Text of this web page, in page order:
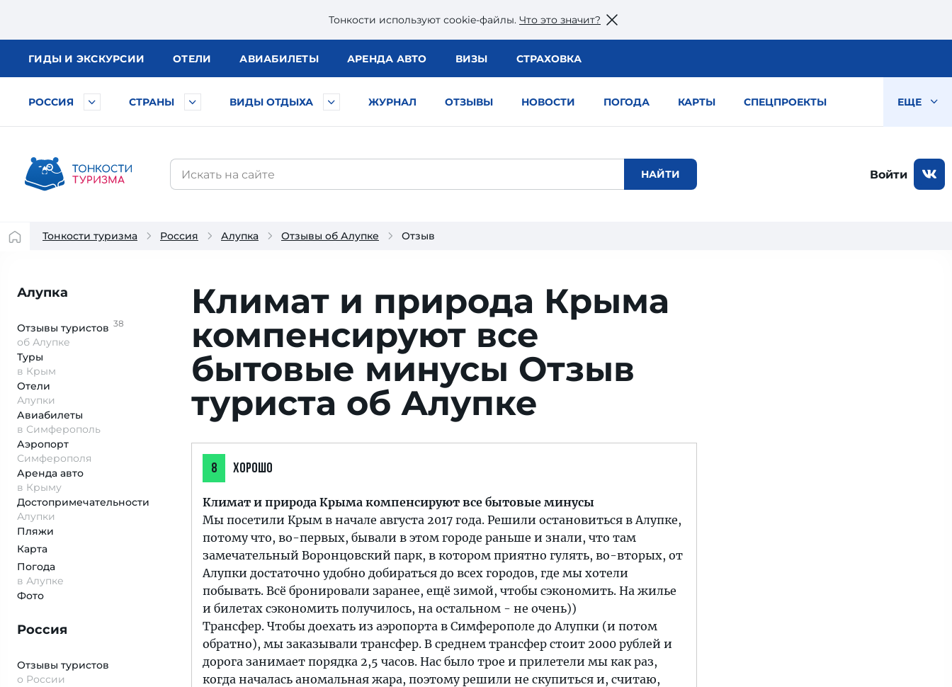
Тонкости используют сookie-файлы. Что это значит?
ГИДЫ И ЭКСКУРСИИ ОТЕЛИ АВИАБИЛЕТЫ АРЕНДА АВТО ВИЗЫ СТРАХОВКА
РОССИЯ СТРАНЫ ВИДЫ ОТДЫХА ЖУРНАЛ ОТЗЫВЫ НОВОСТИ ПОГОДА КАРТЫ СПЕЦПРОЕКТЫ ЕЩЕ
Войти
Тонкости туризма Россия Алупка Отзывы об Алупке Отзыв
Алупка
Отзывы туристов 38
об Алупке
Туры
в Крым
Отели
Алупки
Авиабилеты
в Симферополь
Аэропорт
Симферополя
Аренда авто
в Крыму
Достопримеча­тельности
Алупки
Пляжи
Карта
Погода
в Алупке
Фото
Россия
Отзывы туристов
о России
Климат и природа Крыма
компенсируют все
бытовые минусы Отзыв
туриста об Алупке
8 ХОРОШО
Климат и природа Крыма компенсируют все бытовые минусы
Мы посетили Крым в начале августа 2017 года. Решили остановиться в Алупке,
потому что, во-первых, бывали в этом городе раньше и знали, что там
замечательный Воронцовский парк, в котором приятно гулять, во-вторых, от
Алупки достаточно удобно добираться до всех городов, где мы хотели
побывать. Всё бронировали заранее, ещё зимой, чтобы сэкономить. На жилье
и билетах сэкономить получилось, на остальном - не очень))
Трансфер. Чтобы доехать из аэропорта в Симферополе до Алупки (и потом
обратно), мы заказывали трансфер. В среднем трансфер стоит 2000 рублей и
дорога занимает порядка 2,5 часов. Нас было трое и прилетели мы как раз,
когда началась аномальная жара, поэтому решили не скупиться и, считаю,